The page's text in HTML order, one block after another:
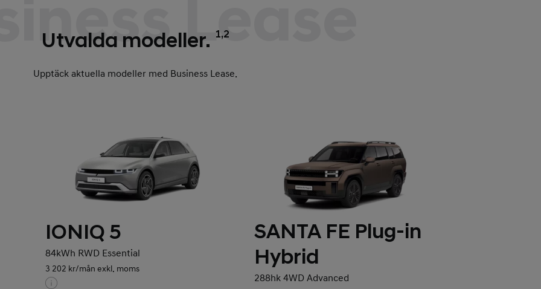
Lease
Utvalda modeller. 1,2
Upptäck aktuella modeller med Business Lease.
IONIQ 5
84kWh RWD Essential
3 202 kr/mån exkl. moms
SANTA FE Plug-in
Hybrid
288hk 4WD Advanced